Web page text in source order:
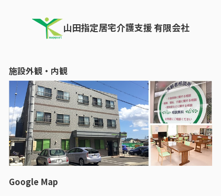
山田指定居宅介護支援 有限会社
施設外観・内観
Google Map